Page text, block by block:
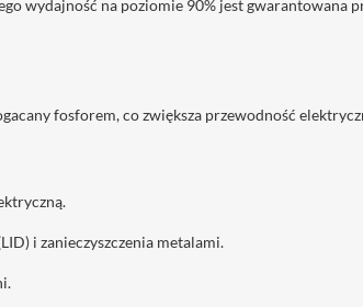
wydajność na poziomie 90% jest gwarantowana
fosforem, co zwiększa przewodność
i zanieczyszczenia metalami.